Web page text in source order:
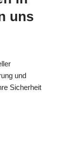
uns
und
Sicherheit